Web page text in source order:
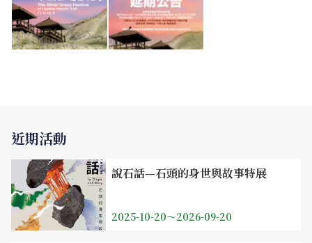
近期活動
說石話—石頭的身世與故事特展
2025-10-20～2026-09-20